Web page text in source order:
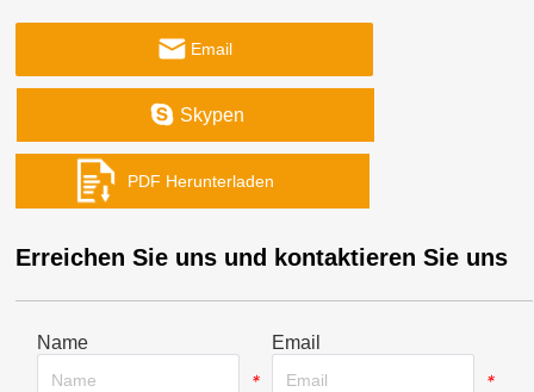
Email
Skypen
Erreichen Sie uns und kontaktieren Sie uns
Name
*
Email
*